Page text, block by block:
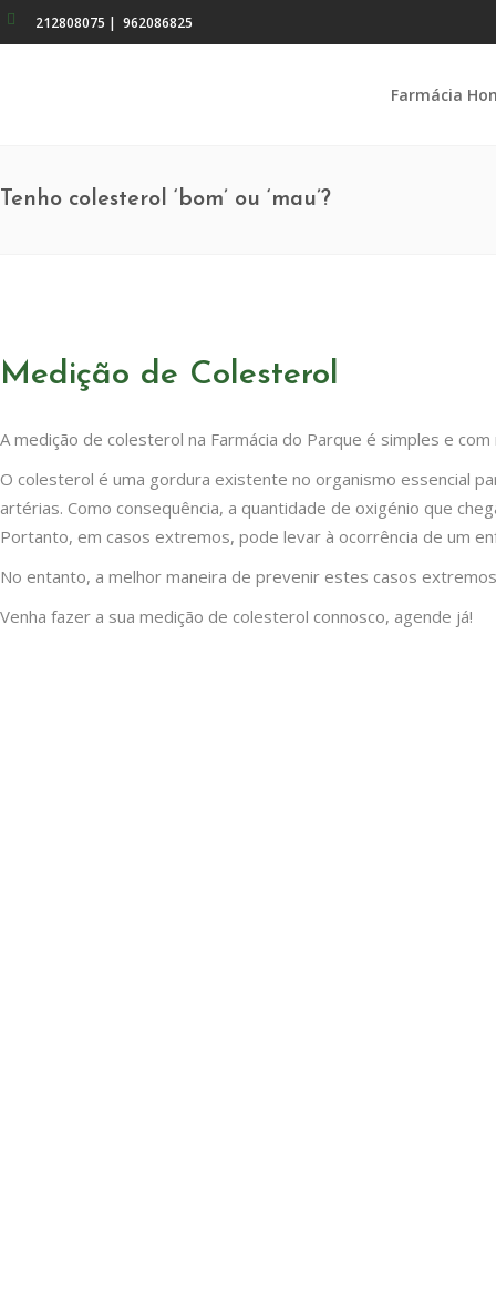
212808075 | 962086825
Farmácia
Tenho colesterol ‘bom’ ou ‘mau’?
Medição de Colesterol
A medição de colesterol na Farmácia do Parque é simples e
O colesterol é uma gordura existente no organismo essencial
artérias. Como consequência, a quantidade de oxigénio que
Portanto, em casos extremos, pode levar à ocorrência de um
No entanto, a melhor maneira de prevenir estes casos
Venha fazer a sua medição de colesterol connosco, agende já!